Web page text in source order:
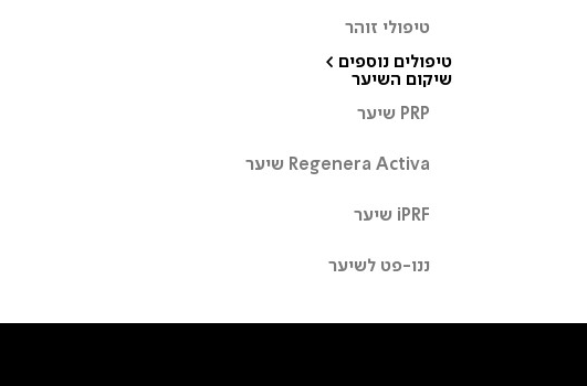
טיפולי זוהר
טיפולים נוספים >
שיקום השיער
PRP שיער
Regenera Activa שיער
iPRF שיער
ננו-פט לשיער